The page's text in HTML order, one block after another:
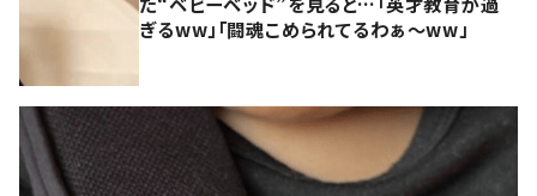
ぎるww」「闘魂こめられてるわぁ～ww」